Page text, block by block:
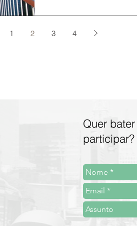
1 2 3 4
Quer
participar?